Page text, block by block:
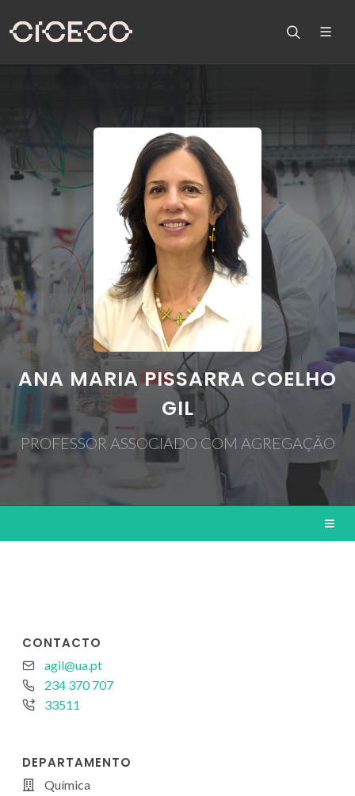
ANA MARIA PISSARRA COELHO
GIL
PROFESSOR ASSOCIADO COM AGREGAÇÃO
CONTACTO
agil@ua.pt
234 370 707
33511
DEPARTAMENTO
Química